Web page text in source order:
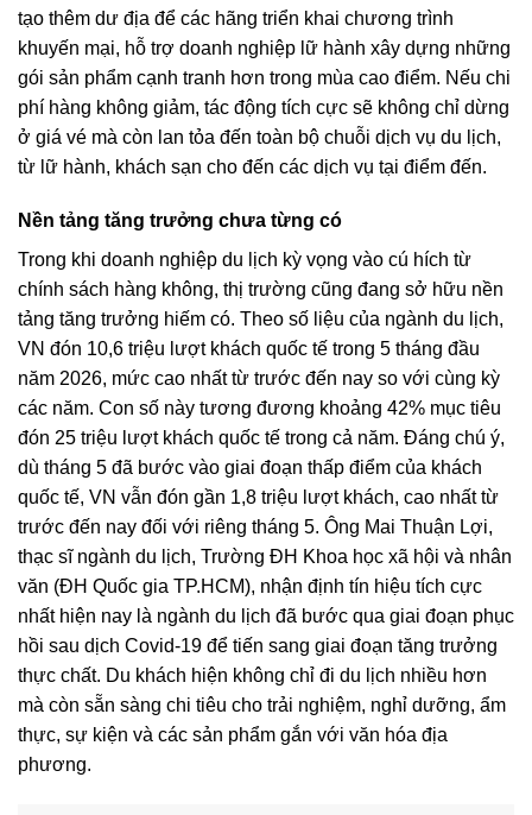
tạo thêm dư địa để các hãng triển khai chương trình
khuyến mại, hỗ trợ doanh nghiệp lữ hành xây dựng những
gói sản phẩm cạnh tranh hơn trong mùa cao điểm. Nếu chi
phí hàng không giảm, tác động tích cực sẽ không chỉ dừng
ở giá vé mà còn lan tỏa đến toàn bộ chuỗi dịch vụ du lịch,
từ lữ hành, khách sạn cho đến các dịch vụ tại điểm đến.
Nền tảng tăng trưởng chưa từng có
Trong khi doanh nghiệp du lịch kỳ vọng vào cú hích từ
chính sách hàng không, thị trường cũng đang sở hữu nền
tảng tăng trưởng hiếm có. Theo số liệu của ngành du lịch,
VN đón 10,6 triệu lượt khách quốc tế trong 5 tháng đầu
năm 2026, mức cao nhất từ trước đến nay so với cùng kỳ
các năm. Con số này tương đương khoảng 42% mục tiêu
đón 25 triệu lượt khách quốc tế trong cả năm. Đáng chú ý,
dù tháng 5 đã bước vào giai đoạn thấp điểm của khách
quốc tế, VN vẫn đón gần 1,8 triệu lượt khách, cao nhất từ
trước đến nay đối với riêng tháng 5. Ông Mai Thuận Lợi,
thạc sĩ ngành du lịch, Trường ĐH Khoa học xã hội và nhân
văn (ĐH Quốc gia TP.HCM), nhận định tín hiệu tích cực
nhất hiện nay là ngành du lịch đã bước qua giai đoạn phục
hồi sau dịch Covid-19 để tiến sang giai đoạn tăng trưởng
thực chất. Du khách hiện không chỉ đi du lịch nhiều hơn
mà còn sẵn sàng chi tiêu cho trải nghiệm, nghỉ dưỡng, ẩm
thực, sự kiện và các sản phẩm gắn với văn hóa địa
phương.